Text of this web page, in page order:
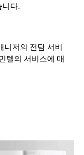
다.
니저의 전담 서비
텔의 서비스에 매